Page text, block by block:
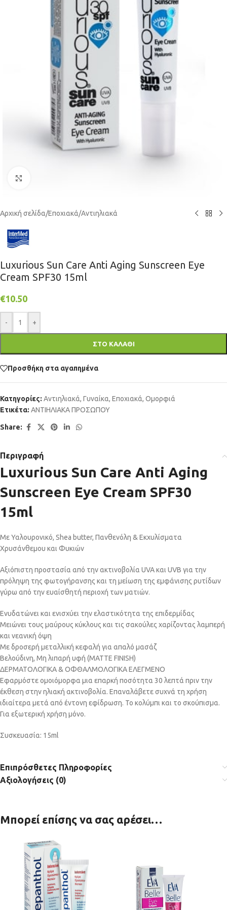
Αρχική σελίδα/Εποχιακά/Αντιηλιακά
Luxurious Sun Care Anti Aging Sunscreen Eye
Cream SPF30 15ml
€10.50
- +
ΣΤΟ ΚΑΛΑΘΙ
Προσθήκη στα αγαπημένα
Κατηγορίες: Αντιηλιακά, Γυναίκα, Εποχιακά, Ομορφιά
Ετικέτα: ΑΝΤΙΗΛΙΑΚΑ ΠΡΟΣΩΠΟΥ
Share:
Περιγραφή
Luxurious Sun Care Anti Aging
Sunscreen Eye Cream SPF30
15ml
Με Υαλουρονικό, Shea butter, Πανθενόλη & Εκχυλίσματα
Χρυσάνθεμου και Φυκιών
Αξιόπιστη προστασία από την ακτινοβολία UVA και UVB για την
πρόληψη της φωτογήρανσης και τη μείωση της εμφάνισης ρυτίδων
γύρω από την ευαίσθητή περιοχή των ματιών.
Ενυδατώνει και ενισχύει την ελαστικότητα της επιδερμίδας
Μειώνει τους μαύρους κύκλους και τις σακούλες χαρίζοντας λαμπερή
και νεανική όψη
Mε δροσερή μεταλλική κεφαλή για απαλό μασάζ
Βελούδινη, Μη λιπαρή υφή (MATTE FINISH)
ΔΕΡΜΑΤΟΛΟΓΙΚΑ & ΟΦΘΑΛΜΟΛΟΓΙΚΑ ΕΛΕΓΜΕΝΟ
Εφαρμόστε ομοιόμορφα μια επαρκή ποσότητα 30 λεπτά πριν την
έκθεση στην ηλιακή ακτινοβολία. Επαναλάβετε συχνά τη χρήση
ιδιαίτερα μετά από έντονη εφίδρωση. Το κολύμπι και το σκούπισμα.
Για εξωτερική χρήση μόνο.
Συσκευασία: 15ml
Επιπρόσθετες Πληροφορίες
Αξιολογήσεις (0)
Μπορεί επίσης να σας αρέσει…